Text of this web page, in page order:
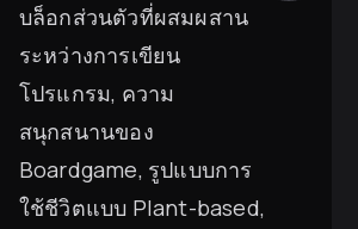
บล็อกส่วนตัวที่ผสมผสาน
ระหว่างการเขียน
โปรแกรม, ความ
สนุกสนานของ
Boardgame, รูปแบบการ
ใช้ชีวิตแบบ Plant-based,